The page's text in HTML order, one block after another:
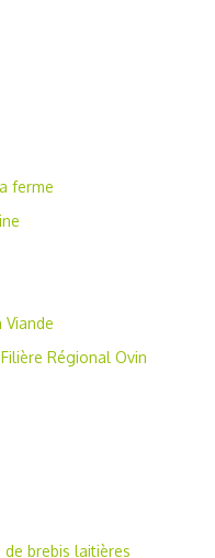
ferme
Viande
Régional Ovin
brebis laitières